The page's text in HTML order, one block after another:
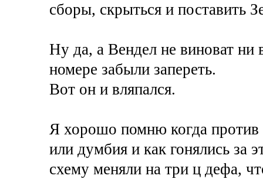
сборы, скрыться и поставить
Ну да, а Вендел не виноват
номере забыли запереть.
Вот он и вляпался.
Я хорошо помню когда против
или думбия и как гонялись за
схему меняли на три ц дефа,